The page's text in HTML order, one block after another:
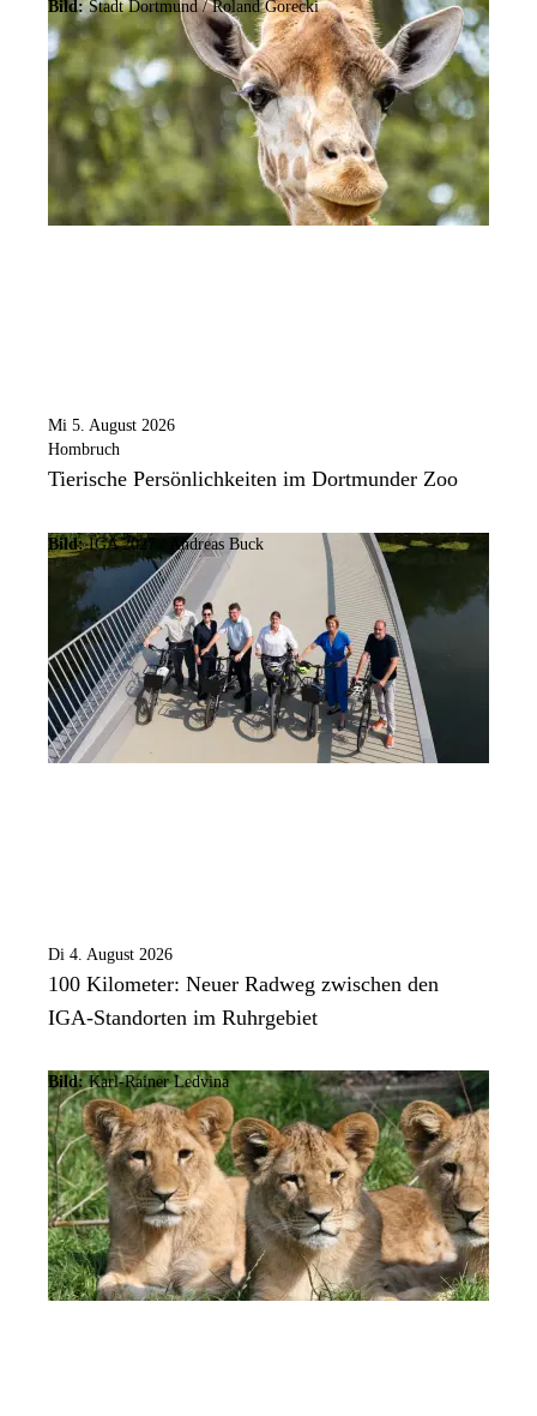
Bild:Stadt Dortmund / Roland Gorecki
Mi 5. August 2026
Hombruch
Tierische Persönlichkeiten im Dortmunder Zoo
Bild: IGA 2027 / Andreas Buck
Di 4. August 2026
100 Kilometer: Neuer Radweg zwischen den
IGA-Standorten im Ruhrgebiet
Bild: Karl-Rainer Ledvina